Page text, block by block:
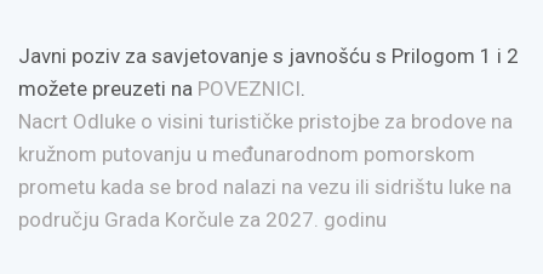
Javni poziv za savjetovanje s javnošću s Prilogom 1 i 2
možete preuzeti na POVEZNICI.
Nacrt Odluke o visini turističke pristojbe za brodove na
kružnom putovanju u međunarodnom pomorskom
prometu kada se brod nalazi na vezu ili sidrištu luke na
području Grada Korčule za 2027. godinu